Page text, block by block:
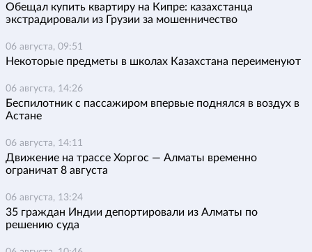
Обещал купить квартиру на Кипре: казахстанца
экстрадировали из Грузии за мошенничество
06 августа, 09:51
Некоторые предметы в школах Казахстана переименуют
06 августа, 14:26
Беспилотник с пассажиром впервые поднялся в воздух в
Астане
06 августа, 14:11
Движение на трассе Хоргос — Алматы временно
ограничат 8 августа
06 августа, 13:24
35 граждан Индии депортировали из Алматы по
решению суда